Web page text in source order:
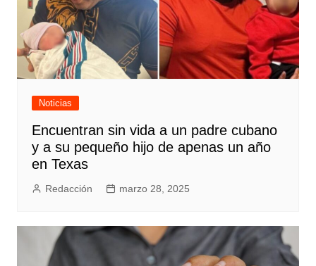
Noticias
Encuentran sin vida a un padre cubano
y a su pequeño hijo de apenas un año
en Texas
Redacción marzo 28, 2025